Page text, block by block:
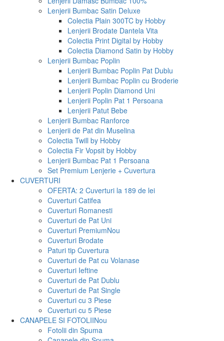
Lenjerii Bumbac Satin Deluxe
Colectia Plain 300TC by Hobby
Lenjerii Brodate Dantela Vita
Colectia Print Digital by Hobby
Colectia Diamond Satin by Hobby
Lenjerii Bumbac Poplin
Lenjerii Bumbac Poplin Pat Dublu
Lenjerii Bumbac Poplin cu Broderie
Lenjerii Poplin Diamond Uni
Lenjerii Poplin Pat 1 Persoana
Lenjerii Patut Bebe
Lenjerii Bumbac Ranforce
Lenjerii de Pat din Muselina
Colectia Twill by Hobby
Colectia Fir Vopsit by Hobby
Lenjerii Bumbac Pat 1 Persoana
Set Premium Lenjerie + Cuvertura
CUVERTURI
OFERTA: 2 Cuverturi la 189 de lei
Cuverturi Catifea
Cuverturi Romanesti
Cuverturi de Pat Uni
Cuverturi PremiumNou
Cuverturi Brodate
Paturi tip Cuvertura
Cuverturi de Pat cu Volanase
Cuverturi Ieftine
Cuverturi de Pat Dublu
Cuverturi de Pat Single
Cuverturi cu 3 Piese
Cuverturi cu 5 Piese
CANAPELE SI FOTOLIINou
Fotolii din Spuma